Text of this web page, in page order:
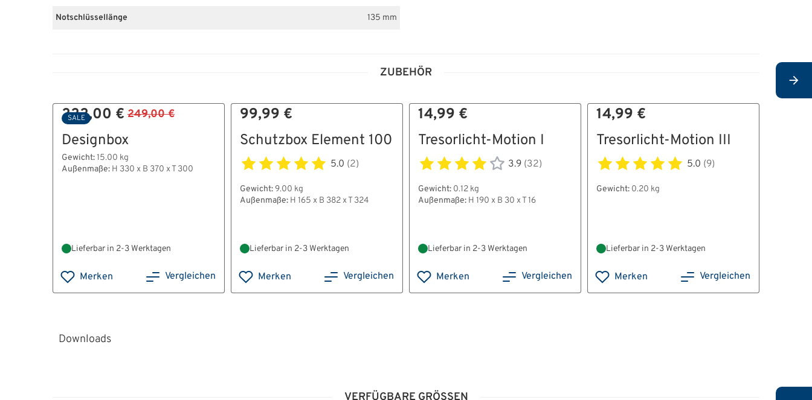
Notschlüssellänge 135 mm
ZUBEHÖR
SALE
222,00 € 249,00 €
Designbox
Gewicht:15.00 kg
Außenmaße: H 330 x B 370 x T 300
Lieferbar in 2-3 Werktagen
Merken Vergleichen
99,99 €
Schutzbox Element 100
5.0 (2)
Gewicht: 9.00 kg
Außenmaße: H 165 x B 382 x T 324
Lieferbar in 2-3 Werktagen
Merken Vergleichen
14,99 €
Tresorlicht-Motion I
3.9 (32)
Gewicht: 0.12 kg
Außenmaße: H 190 x B 30 x T 16
Lieferbar in 2-3 Werktagen
Merken Vergleichen
14,99 €
Tresorlicht-Motion III
5.0 (9)
Gewicht: 0.20 kg
Lieferbar in 2-3 Werktagen
Merken Vergleichen
Downloads
VERFÜGBARE GRÖSSEN